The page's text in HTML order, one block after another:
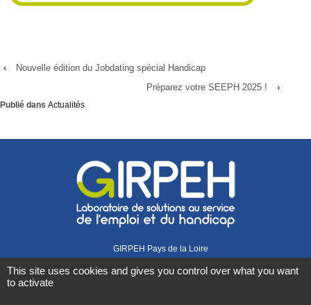
‹
Nouvelle édition du Jobdating spécial Handicap
Préparez votre SEEPH 2025 !
›
Publié dans Actualités
GIRPEH Pays de la Loire
44000 Nantes
This site uses cookies and gives you control over what you want
to activate